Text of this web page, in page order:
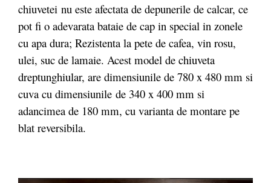
chiuvetei nu este afectata de depunerile de calcar, ce
pot fi o adevarata bataie de cap in special in zonele
cu apa dura; Rezistenta la pete de cafea, vin rosu,
ulei, suc de lamaie. Acest model de chiuveta
dreptunghiular, are dimensiunile de 780 x 480 mm si
cuva cu dimensiunile de 340 x 400 mm si
adancimea de 180 mm, cu varianta de montare pe
blat reversibila.